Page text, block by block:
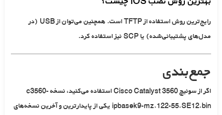
رایج‌ترین روش استفاده ازTFTPاست. همچنین می‌توان ازUSB (در
مدل‌های پشتیبانی‌شده) یاSCPنیز استفاده کرد.
جمع‌بندی
اگر از سوئیچCisco Catalyst 3560استفاده می‌کنید، نسخهc3560-
ipbasek9-mz.122-55.SE12.binیکی از پایدارترین و آخرین نسخه‌های